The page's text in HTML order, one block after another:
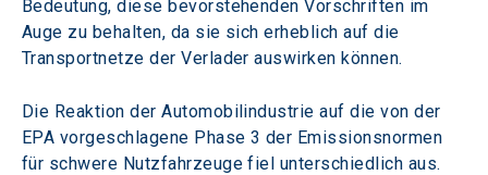
Bedeutung, diese bevorstehenden Vorschriften im
Auge zu behalten, da sie sich erheblich auf die
Transportnetze der Verlader auswirken können.
Die Reaktion der Automobilindustrie auf die von der
EPA vorgeschlagene Phase 3 der Emissionsnormen
für schwere Nutzfahrzeuge fiel unterschiedlich aus.